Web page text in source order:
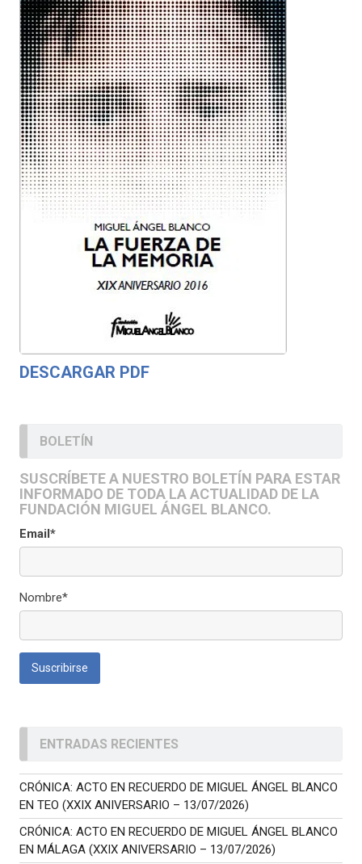
DESCARGAR PDF
BOLETÍN
SUSCRÍBETE A NUESTRO BOLETÍN PARA ESTAR
INFORMADO DE TODA LA ACTUALIDAD DE LA
FUNDACIÓN MIGUEL ÁNGEL BLANCO.
Email*
Nombre*
ENTRADAS RECIENTES
CRÓNICA: ACTO EN RECUERDO DE MIGUEL ÁNGEL BLANCO
EN TEO (XXIX ANIVERSARIO – 13/07/2026)
CRÓNICA: ACTO EN RECUERDO DE MIGUEL ÁNGEL BLANCO
EN MÁLAGA (XXIX ANIVERSARIO – 13/07/2026)